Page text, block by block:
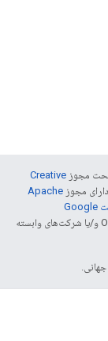
تحت مجوز Creative
مجوز Apache
خطمشی‌های سایت Google
مراجعه کنید. جاوا علامت تجاری ثبت‌شده Oracle و/یا شرکت‌های وابسته